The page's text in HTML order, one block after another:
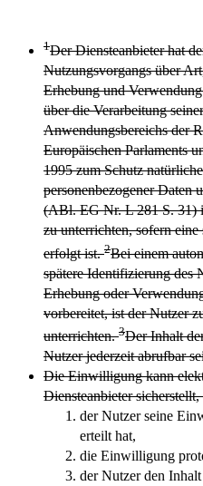
1Der Diensteanbieter hat
Nutzungsvorgangs über
Erhebung und
über die Verarbeitung
Anwendungsbereichs der
Europäischen Parlaments
1995 zum Schutz
personenbezogener Daten
(ABl. EG Nr. L 281 S. 31)
zu unterrichten, sofern
erfolgt ist.2Bei einem
spätere Identifizierung des
Erhebung oder
vorbereitet, ist der Nutzer
unterrichten.3Der Inhalt
Nutzer jederzeit abrufbar
Die Einwilligung kann
Diensteanbieter sicherstellt,
der Nutzer seine
erteilt hat,
die Einwilligung
der Nutzer den